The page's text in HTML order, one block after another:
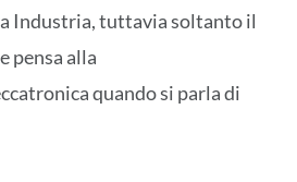
Industria, tuttavia soltanto il
pensa alla
quando si parla di